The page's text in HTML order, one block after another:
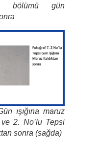
bölümü gün
ışığına maruz
2. No’lu Tepsi
sonra (sağda)